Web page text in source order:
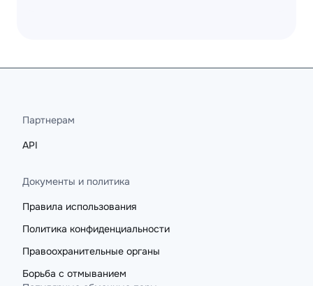
Партнерам
API
Документы и политика
Правила использования
Политика конфиденциальности
Правоохранительные органы
Борьба с отмыванием